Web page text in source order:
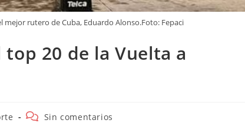
rutero de Cuba, Eduardo Alonso.Foto: Fepaci
20 de la Vuelta a
Comentarios
Sin comentarios